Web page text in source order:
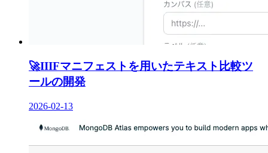
🚀IIIFマニフェストを用いたテキスト比較ツ
ールの開発
2026-02-13